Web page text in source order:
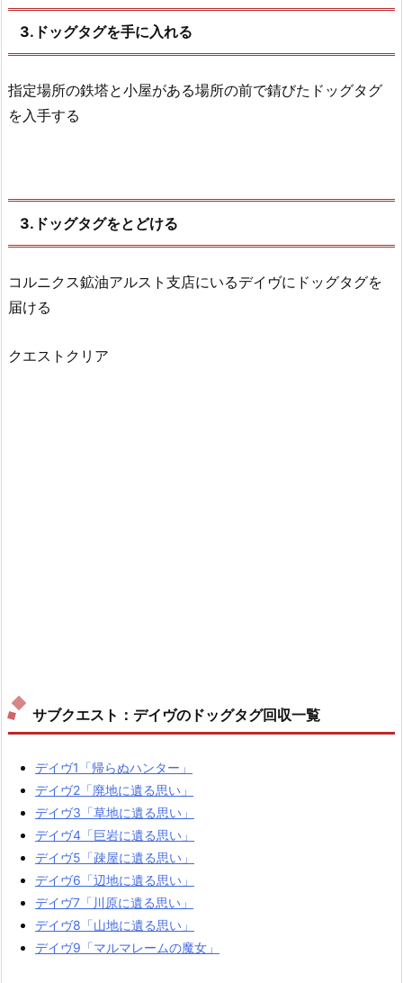
3.ドッグタグを手に入れる
指定場所の鉄塔と小屋がある場所の前で錆びたドッグタグ
を入手する
3.ドッグタグをとどける
コルニクス鉱油アルスト支店にいるデイヴにドッグタグを
届ける
クエストクリア
サブクエスト：デイヴのドッグタグ回収一覧
デイヴ1「帰らぬハンター」
デイヴ2「廃地に遺る思い」
デイヴ3「草地に遺る思い」
デイヴ4「巨岩に遺る思い」
デイヴ5「疎屋に遺る思い」
デイヴ6「辺地に遺る思い」
デイヴ7「川原に遺る思い」
デイヴ8「山地に遺る思い」
デイヴ9「マルマレームの魔女」